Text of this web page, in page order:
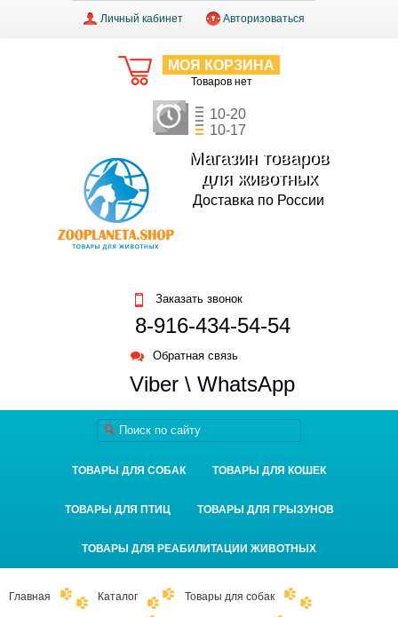
Личный кабинет Авторизоваться
МОЯ КОРЗИНА
Товаров нет
10-20
10-17
Магазин товаров
для животных
Доставка по России
Заказать звонок
8-916-434-54-54
Обратная связь
Viber \ WhatsApp
ТОВАРЫ ДЛЯ СОБАК ТОВАРЫ ДЛЯ КОШЕК
ТОВАРЫ ДЛЯ ПТИЦ ТОВАРЫ ДЛЯ ГРЫЗУНОВ
ТОВАРЫ ДЛЯ РЕАБИЛИТАЦИИ ЖИВОТНЫХ
Главная Каталог Товары для собак